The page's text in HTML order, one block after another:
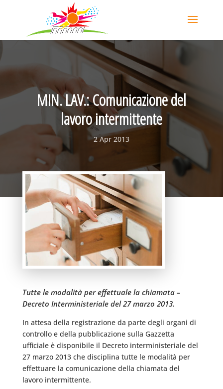
MIN. LAV.: Comunicazione del
lavoro intermittente
2 Apr 2013
Tutte le modalità per effettuale la chiamata –
Decreto Interministeriale del 27 marzo 2013.
In attesa della registrazione da parte degli organi di
controllo e della pubblicazione sulla Gazzetta
ufficiale è disponibile il Decreto interministeriale del
27 marzo 2013 che disciplina tutte le modalità per
effettuare la comunicazione della chiamata del
lavoro intermittente.